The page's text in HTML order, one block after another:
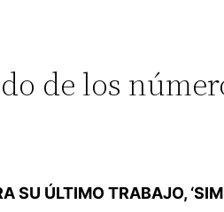
de los
SU ÚLTIMO TRABAJO,